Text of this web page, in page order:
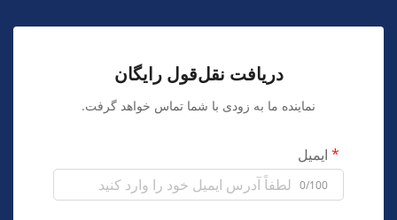
دریافت نقل‌قول رایگان
نماینده ما به زودی با شما تماس خواهد گرفت.
ایمیل
0/100